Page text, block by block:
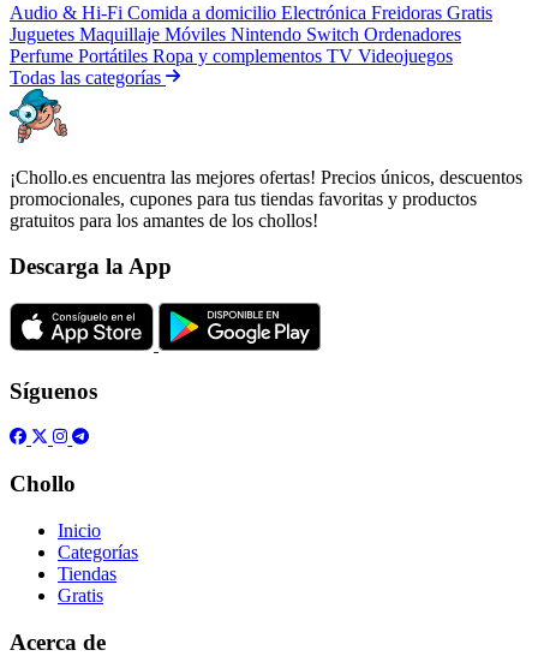
Audio & Hi-Fi Comida a domicilio Electrónica Freidoras Gratis
Juguetes Maquillaje Móviles Nintendo Switch Ordenadores
Perfume Portátiles Ropa y complementos TV Videojuegos
Todas las categorías
¡Chollo.es encuentra las mejores ofertas! Precios únicos, descuentos
promocionales, cupones para tus tiendas favoritas y productos
gratuitos para los amantes de los chollos!
Descarga la App
Síguenos
Chollo
Inicio
Categorías
Tiendas
Gratis
Acerca de